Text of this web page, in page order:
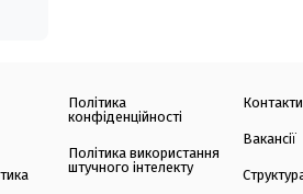
Політика
конфіденційності
Політика використання
штучного інтелекту
Контакти
Вакансії